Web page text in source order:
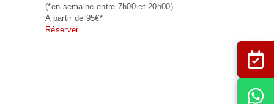
(*en semaine entre 7h00 et 20h00)
A partir de 95€*
Réserver